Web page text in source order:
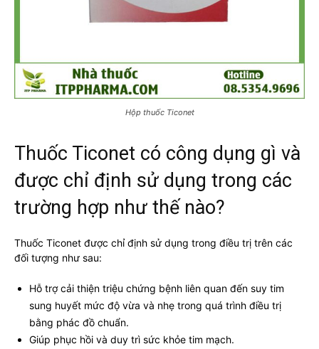
Hộp thuốc Ticonet
Thuốc Ticonet có công dụng gì và
được chỉ định sử dụng trong các
trường hợp như thế nào?
Thuốc Ticonet được chỉ định sử dụng trong điều trị trên các
đối tượng như sau:
Hỗ trợ cải thiện triệu chứng bệnh liên quan đến suy tim
sung huyết mức độ vừa và nhẹ trong quá trình điều trị
bằng phác đồ chuẩn.
Giúp phục hồi và duy trì sức khỏe tim mạch.